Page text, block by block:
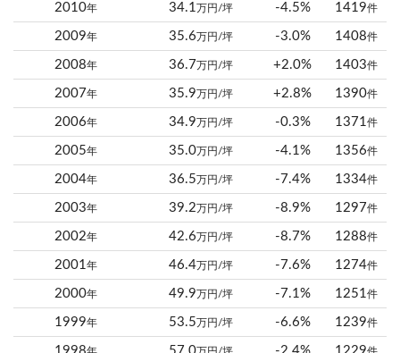
2010年 34.1 万円/坪 -4.5% 1419件
2009年 35.6 万円/坪 -3.0% 1408件
2008年 36.7 万円/坪 +2.0% 1403件
2007年 35.9 万円/坪 +2.8% 1390件
2006年 34.9 万円/坪 -0.3% 1371件
2005年 35.0万円/坪 -4.1% 1356件
2004年 36.5 万円/坪 -7.4% 1334件
2003年 39.2 万円/坪 -8.9% 1297件
2002年 42.6 万円/坪 -8.7% 1288件
2001年 46.4万円/坪 -7.6% 1274件
2000年 49.9 万円/坪 -7.1% 1251件
1999年 53.5 万円/坪 -6.6% 1239件